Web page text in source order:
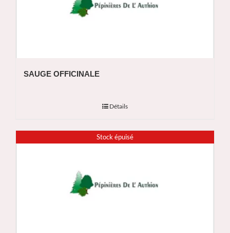
SAUGE OFFICINALE
Détails
Stock épuisé